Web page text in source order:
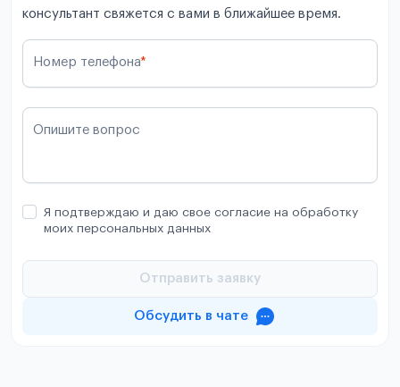
консультант свяжется с вами в ближайшее время.
Номер телефона*
Опишите вопрос
Я подтверждаю и даю свое согласие на обработку
моих персональных данных
Отправить заявку
Обсудить в чате